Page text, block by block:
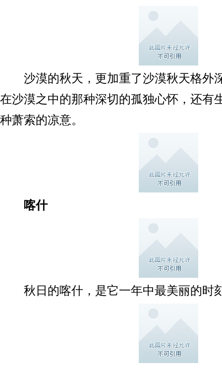
沙漠的秋天，更加重了沙漠秋天格外
在沙漠之中的那种深切的孤独心怀，还有
种萧索的凉意。
喀什
秋日的喀什，是它一年中最美丽的时